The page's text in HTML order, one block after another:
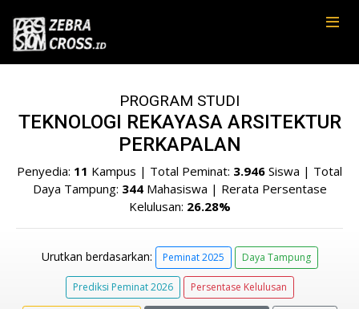
PROGRAM STUDI
TEKNOLOGI REKAYASA ARSITEKTUR
PERKAPALAN
Penyedia: 11 Kampus | Total Peminat: 3.946 Siswa | Total
Daya Tampung: 344Mahasiswa | Rerata Persentase
Kelulusan: 26.28%
Urutkan berdasarkan: Peminat 2025 Daya Tampung
Prediksi Peminat 2026 Persentase Kelulusan